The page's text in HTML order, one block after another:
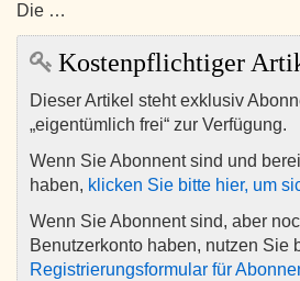
Die …
Kostenpflichtiger
Dieser Artikel steht exklusiv
„eigentümlich frei“ zur Verfügung.
Wenn Sie Abonnent sind und
haben, klicken Sie bitte hier, um
Wenn Sie Abonnent sind, aber
Benutzerkonto haben, nutzen Sie
Registrierungsformular für